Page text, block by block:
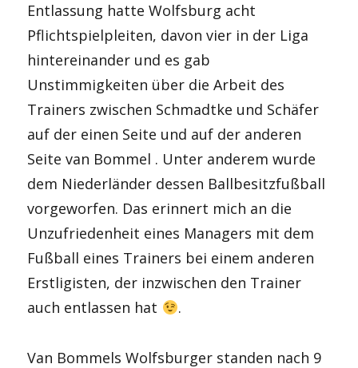
Entlassung hatte Wolfsburg acht
Pflichtspielpleiten, davon vier in der Liga
hintereinander und es gab
Unstimmigkeiten über die Arbeit des
Trainers zwischen Schmadtke und Schäfer
auf der einen Seite und auf der anderen
Seite van Bommel . Unter anderem wurde
dem Niederländer dessen Ballbesitzfußball
vorgeworfen. Das erinnert mich an die
Unzufriedenheit eines Managers mit dem
Fußball eines Trainers bei einem anderen
Erstligisten, der inzwischen den Trainer
auch entlassen hat
.
Van Bommels Wolfsburger standen nach 9